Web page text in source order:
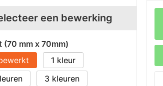
een bewerking
(70 mm x 70mm)
1
3